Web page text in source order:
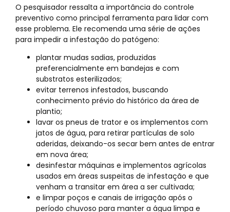
O pesquisador ressalta a importância do controle
preventivo como principal ferramenta para lidar com
esse problema. Ele recomenda uma série de ações
para impedir a infestação do patógeno:
plantar mudas sadias, produzidas
preferencialmente em bandejas e com
substratos esterilizados;
evitar terrenos infestados, buscando
conhecimento prévio do histórico da área de
plantio;
lavar os pneus de trator e os implementos com
jatos de água, para retirar partículas de solo
aderidas, deixando-os secar bem antes de entrar
em nova área;
desinfestar máquinas e implementos agrícolas
usados em áreas suspeitas de infestação e que
venham a transitar em área a ser cultivada;
e limpar poços e canais de irrigação após o
período chuvoso para manter a água limpa e